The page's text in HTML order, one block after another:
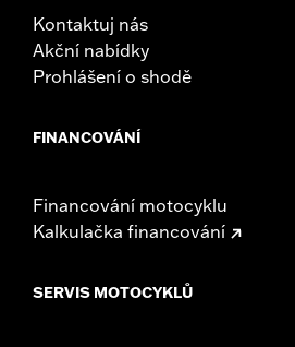
Kontaktuj nás
Akční nabídky
Prohlášení o shodě
FINANCOVÁNÍ
Financování motocyklu
Kalkulačka financování
SERVIS MOTOCYKLŮ